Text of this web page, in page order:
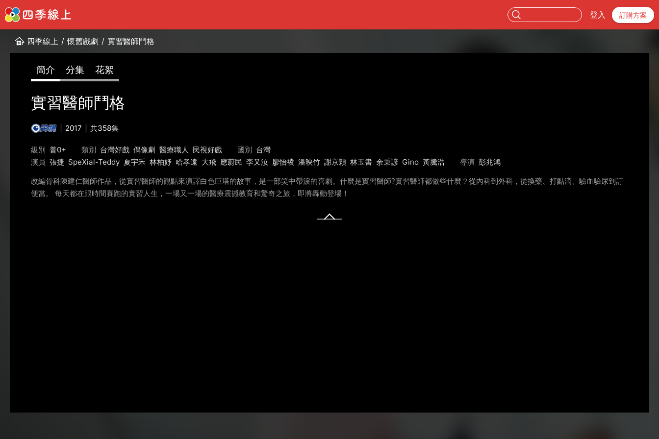
登入 訂購方案
四季線上 / 懷舊戲劇 / 實習醫師鬥格
簡介 分集 花絮
實習醫師鬥格
2017 共358集
級別 普0+ 類別 台灣好戲 偶像劇 醫療職人 民視好戲 國別 台灣
演員 張捷 SpeXial-Teddy 夏宇禾 林柏妤 哈孝遠 大飛 應蔚民 李又汝 廖怡裬 潘映竹 謝京穎 林玉書 余秉諺 Gino 黃騰浩 導演 彭兆鴻
改編骨科陳建仁醫師作品，從實習醫師的觀點來演譯白色巨塔的故事，是一部笑中帶淚的喜劇。什麼是實習醫師?實習醫師都做些什麼？從內科到外科，從換藥、打點滴、驗血驗尿到訂
便當。 每天都在跟時間賽跑的實習人生，一場又一場的醫療震撼教育和驚奇之旅，即將轟動登場！